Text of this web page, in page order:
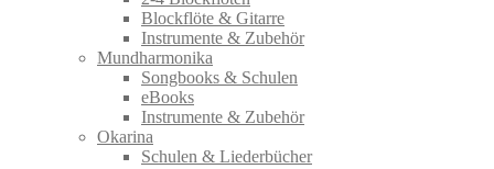
Blockflöte & Gitarre
Instrumente & Zubehör
Mundharmonika
Songbooks & Schulen
eBooks
Instrumente & Zubehör
Okarina
Schulen & Liederbücher